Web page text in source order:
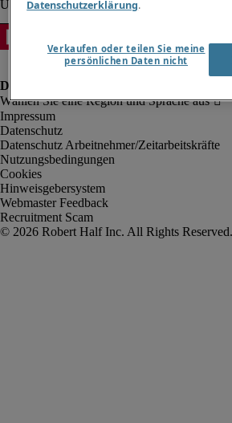
Impressum
Datenschutz
Datenschutz Arbeitnehmer/Zeitarbeitskräfte
Nutzungsbedingungen
Cookies
Hinweisgebersystem
Webmaster Feedback
Recruitment Scam
Datenschutzerklärung.
Verkaufen oder teilen Sie meine
persönlichen Daten nicht